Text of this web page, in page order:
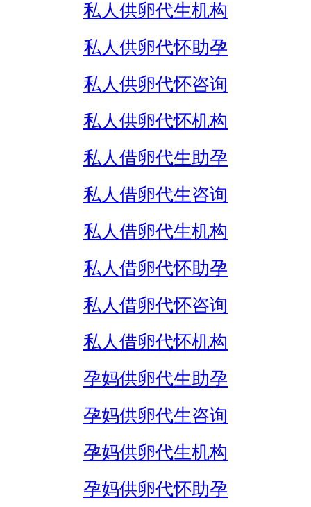
私人供卵代生机构
私人供卵代怀助孕
私人供卵代怀咨询
私人供卵代怀机构
私人借卵代生助孕
私人借卵代生咨询
私人借卵代生机构
私人借卵代怀助孕
私人借卵代怀咨询
私人借卵代怀机构
孕妈供卵代生助孕
孕妈供卵代生咨询
孕妈供卵代生机构
孕妈供卵代怀助孕